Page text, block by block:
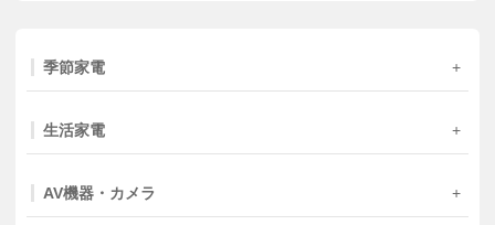
季節家電
生活家電
AV機器・カメラ